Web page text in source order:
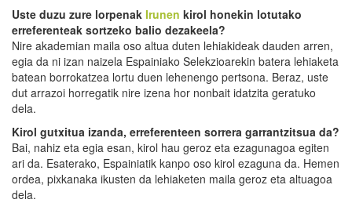
Uste duzu zure lorpenak Irunen kirol honekin lotutako
erreferenteak sortzeko balio dezakeela?
Nire akademian maila oso altua duten lehiakideak dauden arren,
egia da ni izan naizela Espainiako Selekzioarekin batera lehiaketa
batean borrokatzea lortu duen lehenengo pertsona. Beraz, uste
dut arrazoi horregatik nire izena hor nonbait idatzita geratuko
dela.
Kirol gutxitua izanda, erreferenteen sorrera garrantzitsua da?
Bai, nahiz eta egia esan, kirol hau geroz eta ezagunagoa egiten
ari da. Esaterako, Espainiatik kanpo oso kirol ezaguna da. Hemen
ordea, pixkanaka ikusten da lehiaketen maila geroz eta altuagoa
dela.